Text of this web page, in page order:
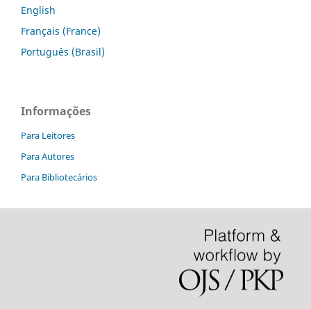
English
Français (France)
Português (Brasil)
Informações
Para Leitores
Para Autores
Para Bibliotecários